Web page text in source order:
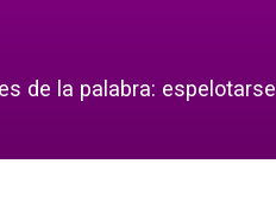
de la palabra: espelotarse